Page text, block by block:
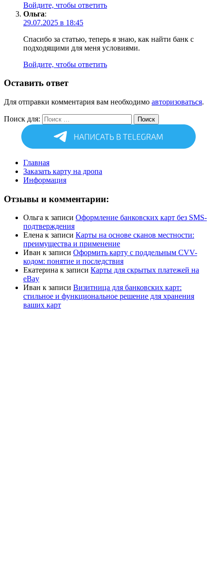
Войдите, чтобы ответить
Ольга:
29.07.2025 в 18:45
Спасибо за статью, теперь я знаю, как найти банк с
подходящими для меня условиями.
Войдите, чтобы ответить
Оставить ответ
Для отправки комментария вам необходимо авторизоваться.
Поиск для: Поиск
Главная
Заказать карту на дропа
Информация
Отзывы и комментарии:
Ольга к записи Оформление банковских карт без SMS-
подтверждения
Елена к записи Карты на основе сканов местности:
преимущества и применение
Иван к записи Оформить карту с поддельным CVV-
кодом: понятие и последствия
Екатерина к записи Карты для скрытых платежей на
eBay
Иван к записи Визитница для банковских карт:
стильное и функциональное решение для хранения
ваших карт